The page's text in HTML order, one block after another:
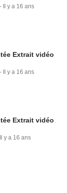
- Il y a 16 ans
Extrait vidéo
- Il y a 16 ans
Extrait vidéo
Il y a 16 ans